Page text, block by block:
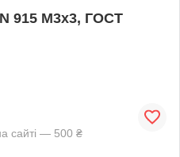
915 М3х3, ГОСТ
сайті — 500 ₴